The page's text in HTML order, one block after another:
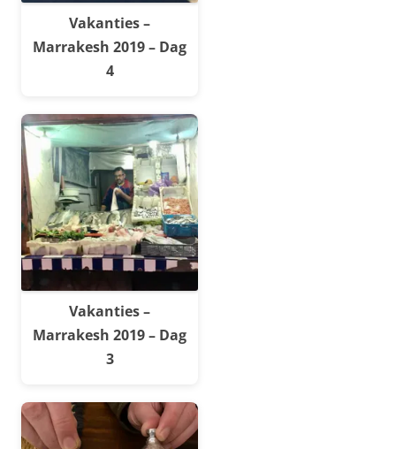
Vakanties –
Marrakesh 2019 – Dag
4
Vakanties –
Marrakesh 2019 – Dag
3